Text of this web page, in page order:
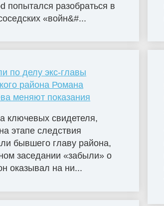
попытался разобраться в
«войн&#...
по делу экс-главы
района Романа
меняют показания
ключевых свидетеля,
этапе следствия
бывшего главу района,
заседании «забыли» о
оказывал на ни...